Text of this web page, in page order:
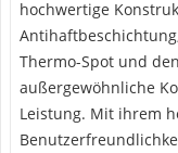
hochwertige
Thermo-Spot und
außergewöhnliche
Leistung. Mit ihrem